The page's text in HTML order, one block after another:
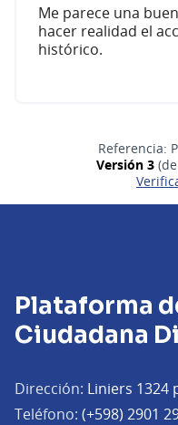
Me parece una
hacer realidad el
histórico.
Referencia:
Versión 3(de
Plataforma
Ciudadana
Dirección: Liniers 1324
Teléfono: (+598) 2901